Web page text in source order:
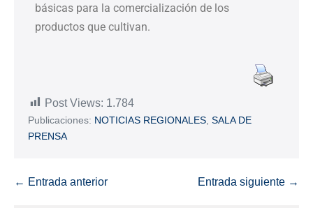
básicas para la comercialización de los
productos que cultivan.
Post Views: 1.784
Publicaciones: NOTICIAS REGIONALES SALA DE
PRENSA
← Entrada anterior Entrada siguiente →